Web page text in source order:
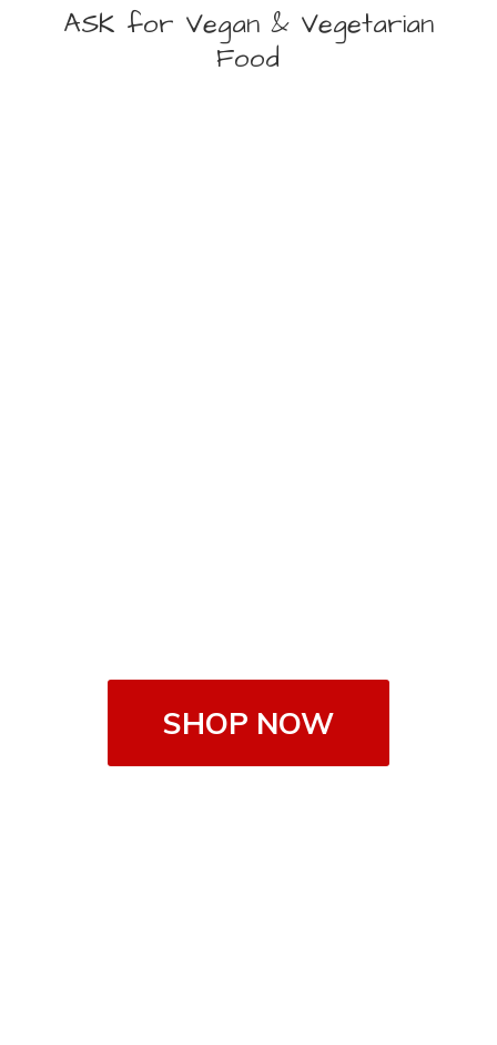
ASK for Vegan & Vegetarian
Food
SHOP NOW